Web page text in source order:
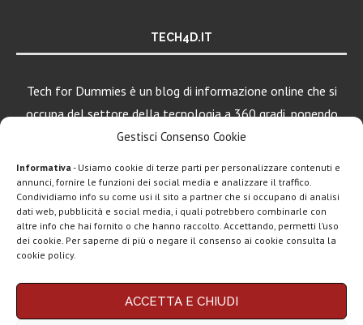
Gestisci Consenso Cookie
Informativa - Usiamo cookie di terze parti per personalizzare contenuti e
annunci, fornire le funzioni dei social media e analizzare il traffico.
Condividiamo info su come usi il sito a partner che si occupano di analisi
dati web, pubblicità e social media, i quali potrebbero combinarle con
altre info che hai fornito o che hanno raccolto. Accettando, permetti l’uso
dei cookie. Per saperne di più o negare il consenso ai cookie consulta la
cookie policy.
ACCETTA E CHIUDI
TECH4D.IT
Tech for Dummies è un blog di informazione online che si
occupa del settore della tecnologia a 360 gradi, ponendo
una particolare attenzione al mondo Android, Apple e
Chi siamo Contatti Disclaimer Privacy policy
LEGGI ANCHE
ClawdBot
(OpenClaw):